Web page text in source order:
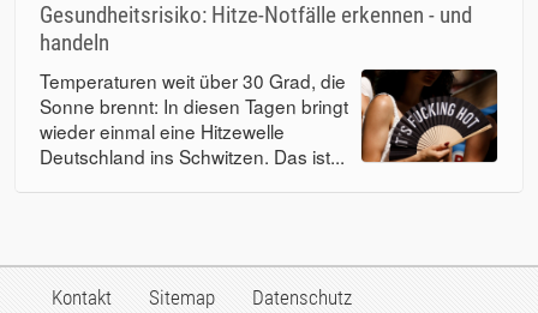
Gesundheitsrisiko: Hitze-Notfälle erkennen - und
handeln
Temperaturen weit über 30 Grad, die
Sonne brennt: In diesen Tagen bringt
wieder einmal eine Hitzewelle
Deutschland ins Schwitzen. Das ist...
Kontakt Sitemap Datenschutz